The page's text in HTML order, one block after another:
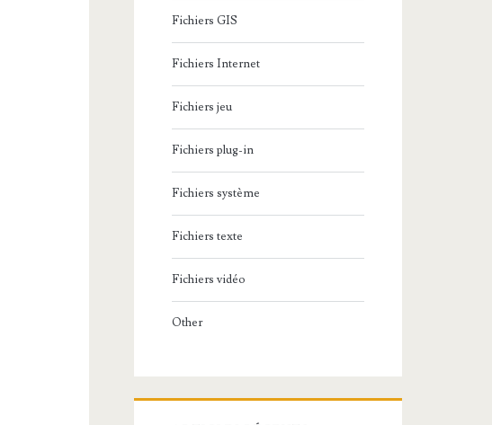
Fichiers GIS
Fichiers Internet
Fichiers jeu
Fichiers plug-in
Fichiers système
Fichiers texte
Fichiers vidéo
Other